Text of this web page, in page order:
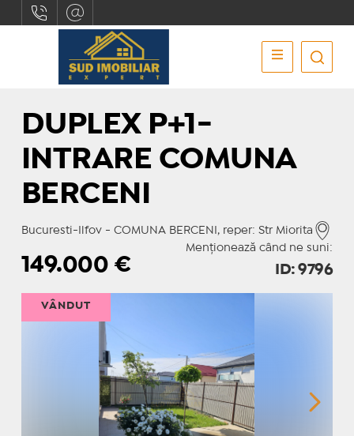
DUPLEX P+1-
INTRARE COMUNA
BERCENI
Bucuresti-Ilfov - COMUNA BERCENI, reper: Str Miorita
Menționează când ne suni:
149.000 € ID: 9796
VÂNDUT